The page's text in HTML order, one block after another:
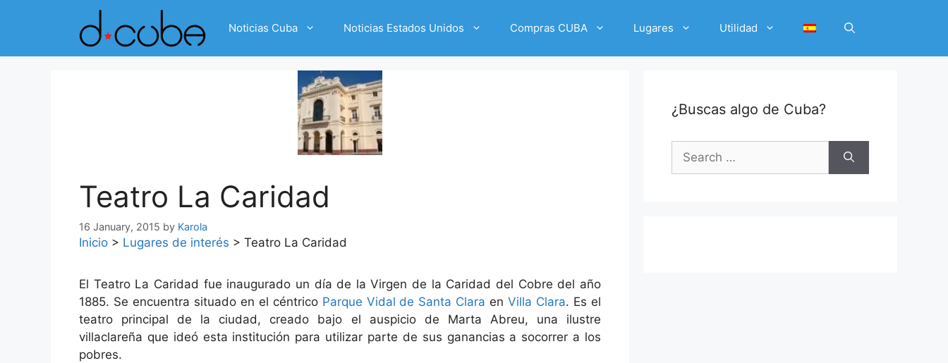
Noticias Cuba Noticias Estados Unidos Compras CUBA Lugares Utilidad
Teatro La Caridad
16 January, 2015 by Karola
Inicio > Lugares de interés > Teatro La Caridad
El Teatro La Caridad fue inaugurado un día de la Virgen de la Caridad del Cobre del año
1885. Se encuentra situado en el céntrico Parque Vidal de Santa Clara enVilla Clara. Es el
teatro principal de la ciudad, creado bajo el auspicio de Marta Abreu, una ilustre
villaclareña que ideó esta institución para utilizar parte de sus ganancias a socorrer a los
pobres.
¿Buscas algo de Cuba?
Search
for: